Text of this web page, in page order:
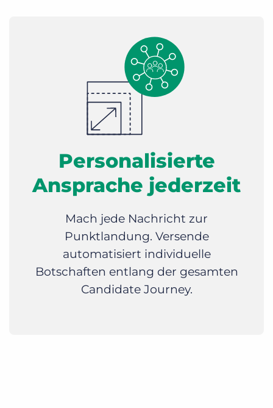
Personalisierte
Ansprache jederzeit
Mach jede Nachricht zur
Punktlandung. Versende
automatisiert individuelle
Botschaften entlang der gesamten
Candidate Journey.